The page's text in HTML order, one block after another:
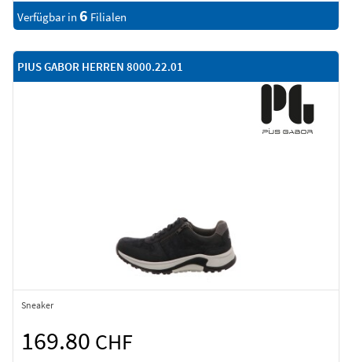
Verfügbar in 6 Filialen
PIUS GABOR HERREN 8000.22.01
Sneaker
169.80 CHF